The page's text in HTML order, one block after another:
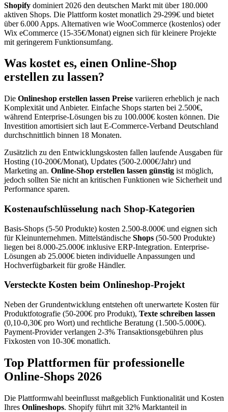
Shopify dominiert 2026 den deutschen Markt mit über 180.000
aktiven Shops. Die Plattform kostet monatlich 29-299€ und bietet
über 6.000 Apps. Alternativen wie WooCommerce (kostenlos) oder
Wix eCommerce (15-35€/Monat) eignen sich für kleinere Projekte
mit geringerem Funktionsumfang.
Was kostet es, einen Online-Shop
erstellen zu lassen?
Die Onlineshop erstellen lassen Preise variieren erheblich je nach
Komplexität und Anbieter. Einfache Shops starten bei 2.500€,
während Enterprise-Lösungen bis zu 100.000€ kosten können. Die
Investition amortisiert sich laut E-Commerce-Verband Deutschland
durchschnittlich binnen 18 Monaten.
Zusätzlich zu den Entwicklungskosten fallen laufende Ausgaben für
Hosting (10-200€/Monat), Updates (500-2.000€/Jahr) und
Marketing an. Online-Shop erstellen lassen günstig ist möglich,
jedoch sollten Sie nicht an kritischen Funktionen wie Sicherheit und
Performance sparen.
Kostenaufschlüsselung nach Shop-Kategorien
Basis-Shops (5-50 Produkte) kosten 2.500-8.000€ und eignen sich
für Kleinunternehmen. Mittelständische Shops (50-500 Produkte)
liegen bei 8.000-25.000€ inklusive ERP-Integration. Enterprise-
Lösungen ab 25.000€ bieten individuelle Anpassungen und
Hochverfügbarkeit für große Händler.
Versteckte Kosten beim Onlineshop-Projekt
Neben der Grundentwicklung entstehen oft unerwartete Kosten für
Produktfotografie (50-200€ pro Produkt), Texte schreiben lassen
(0,10-0,30€ pro Wort) und rechtliche Beratung (1.500-5.000€).
Payment-Provider verlangen 2-3% Transaktionsgebühren plus
Fixkosten von 10-30€ monatlich.
Top Plattformen für professionelle
Online-Shops 2026
Die Plattformwahl beeinflusst maßgeblich Funktionalität und Kosten
Ihres Onlineshops. Shopify führt mit 32% Marktanteil in